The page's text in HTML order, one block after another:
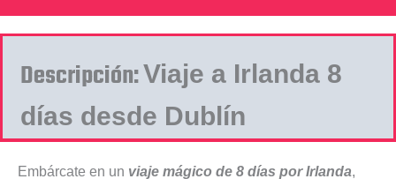
Descripción:Viaje a Irlanda 8
días desde Dublín
Embárcate en un viaje mágico de 8 días por Irlanda,